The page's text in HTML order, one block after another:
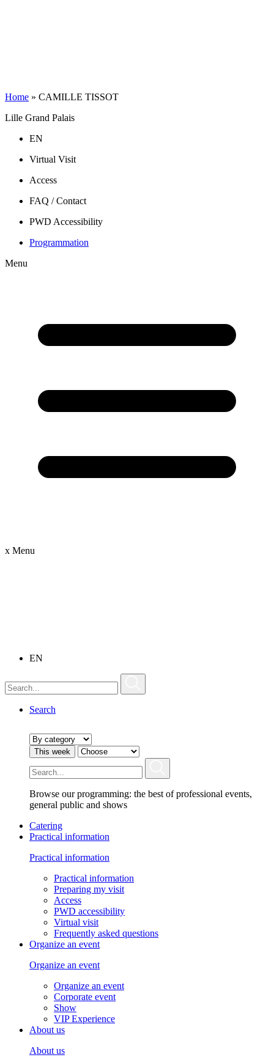
Home » CAMILLE TISSOT
Lille Grand Palais
EN
Virtual Visit
Access
FAQ / Contact
PWD Accessibility
Programmation
Menu
x Menu
EN
Search
This week
Browse our programming: the best of professional events,
general public and shows
Catering
Practical information
Practical information
Practical information
Preparing my visit
Access
PWD accessibility
Virtual visit
Frequently asked questions
Organize an event
Organize an event
Organize an event
Corporate event
Show
VIP Experience
About us
About us